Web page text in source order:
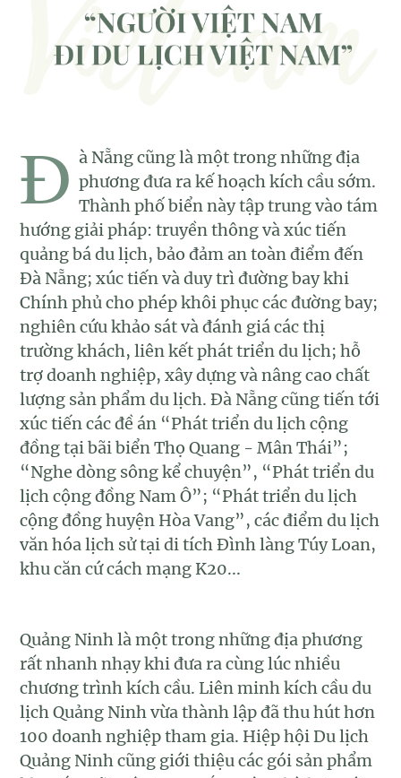
Đ à Nẵng cũng là một trong những địa
phương đưa ra kế hoạch kích cầu sớm.
Thành phố biển này tập trung vào tám
hướng giải pháp: truyền thông và xúc tiến
quảng bá du lịch, bảo đảm an toàn điểm đến
Đà Nẵng; xúc tiến và duy trì đường bay khi
Chính phủ cho phép khôi phục các đường bay;
nghiên cứu khảo sát và đánh giá các thị
trường khách, liên kết phát triển du lịch; hỗ
trợ doanh nghiệp, xây dựng và nâng cao chất
lượng sản phẩm du lịch. Đà Nẵng cũng tiến tới
xúc tiến các đề án “Phát triển du lịch cộng
đồng tại bãi biển Thọ Quang - Mân Thái”;
“Nghe dòng sông kể chuyện”, “Phát triển du
lịch cộng đồng Nam Ô”; “Phát triển du lịch
cộng đồng huyện Hòa Vang”, các điểm du lịch
văn hóa lịch sử tại di tích Đình làng Túy Loan,
khu căn cứ cách mạng K20...
Quảng Ninh là một trong những địa phương
rất nhanh nhạy khi đưa ra cùng lúc nhiều
chương trình kích cầu. Liên minh kích cầu du
lịch Quảng Ninh vừa thành lập đã thu hút hơn
100 doanh nghiệp tham gia. Hiệp hội Du lịch
Quảng Ninh cũng giới thiệu các gói sản phẩm